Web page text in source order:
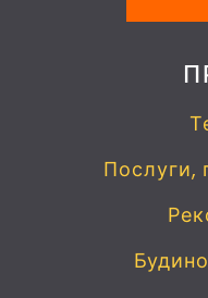
Послуги,